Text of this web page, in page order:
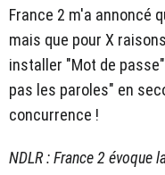
France 2 m'a annoncé
mais que pour X
installer "Mot de
pas les paroles" en
concurrence !
NDLR : France 2 évoque